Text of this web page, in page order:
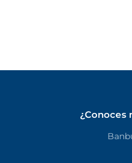
¿Conoces